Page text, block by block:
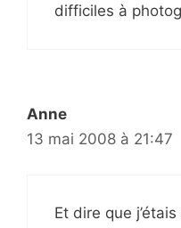
difficiles à
Anne
13 mai 2008 à 21:47
Et dire que